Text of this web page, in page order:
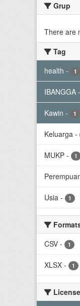
Grup
There are
Tag
health - 1
IBANGGA -
Kawin - 1
Keluarga -
MUKP - 1
Usia - 1
CSV - 1
XLSX - 1